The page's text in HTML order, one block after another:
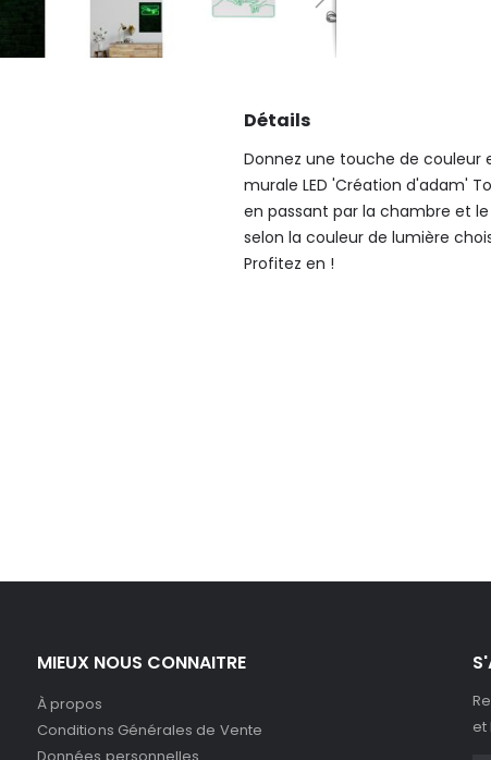
Détails
Donnez une touche de
murale LED 'Création d'adam'
en passant par la chambre et
selon la couleur de lumière
Profitez en !
MIEUX NOUS CONNAITRE
À propos
Conditions Générales de Vente
et